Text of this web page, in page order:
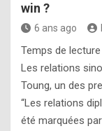
win ?
6 ans ago
Temps de lecture
Les relations
Toung, un des
“Les relations
été marquées